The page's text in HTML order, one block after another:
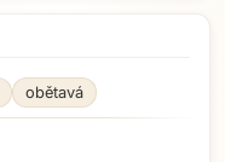
obětavá